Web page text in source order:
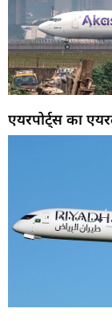
एयरपोर्ट्स का